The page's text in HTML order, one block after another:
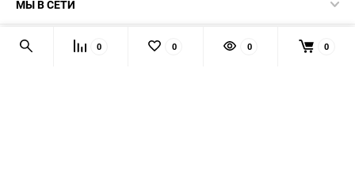
МЫ В СЕТИ
КОНТАКТЫ 0 0 0 0